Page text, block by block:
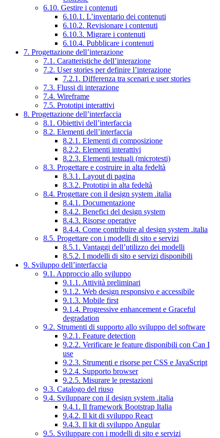
6.10. Gestire i contenuti
6.10.1. L’inventario dei contenuti
6.10.2. Revisionare i contenuti
6.10.3. Migrare i contenuti
6.10.4. Pubblicare i contenuti
7. Progettazione dell’interazione
7.1. Caratteristiche dell’interazione
7.2. User stories per definire l’interazione
7.2.1. Differenza tra scenari e user stories
7.3. Flussi di interazione
7.4. Wireframe
7.5. Prototipi interattivi
8. Progettazione dell’interfaccia
8.1. Obiettivi dell’interfaccia
8.2. Elementi dell’interfaccia
8.2.1. Elementi di composizione
8.2.2. Elementi interattivi
8.2.3. Elementi testuali (microtesti)
8.3. Progettare e costruire in alta fedeltà
8.3.1. Layout di pagina
8.3.2. Prototipi in alta fedeltà
8.4. Progettare con il design system .italia
8.4.1. Documentazione
8.4.2. Benefici del design system
8.4.3. Risorse operative
8.4.4. Come contribuire al design system .italia
8.5. Progettare con i modelli di sito e servizi
8.5.1. Vantaggi dell’utilizzo dei modelli
8.5.2. I modelli di sito e servizi disponibili
9. Sviluppo dell’interfaccia
9.1. Approccio allo sviluppo
9.1.1. Attività preliminari
9.1.2. Web design responsivo e accessibile
9.1.3. Mobile first
9.1.4. Progressive enhancement e Graceful
degradation
9.2. Strumenti di supporto allo sviluppo del software
9.2.1. Feature detection
9.2.2. Verificare le feature disponibili con Can I
use
9.2.3. Strumenti e risorse per CSS e JavaScript
9.2.4. Supporto browser
9.2.5. Misurare le prestazioni
9.3. Catalogo del riuso
9.4. Sviluppare con il design system .italia
9.4.1. Il framework Bootstrap Italia
9.4.2. Il kit di sviluppo React
9.4.3. Il kit di sviluppo Angular
9.5. Sviluppare con i modelli di sito e servizi